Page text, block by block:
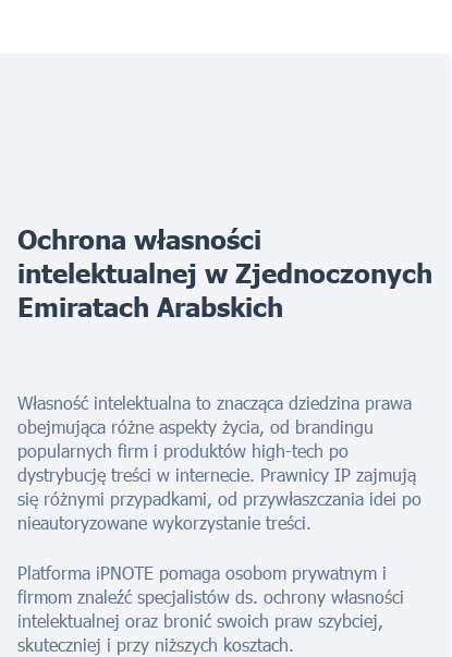
Ochrona własności
intelektualnej w Zjednoczonych
Emiratach Arabskich
Własność intelektualna to znacząca dziedzina prawa
obejmująca różne aspekty życia, od brandingu
popularnych firm i produktów high-tech po
dystrybucję treści w internecie. Prawnicy IP zajmują
się różnymi przypadkami, od przywłaszczania idei po
nieautoryzowane wykorzystanie treści.
Platforma iPNOTE pomaga osobom prywatnym i
firmom znaleźć specjalistów ds. ochrony własności
intelektualnej oraz bronić swoich praw szybciej,
skuteczniej i przy niższych kosztach.